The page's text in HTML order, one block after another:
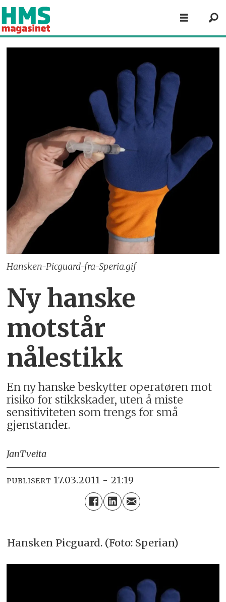
Hansken-Picguard-fra-Speria.gif
Ny hanske
motstår
nålestikk
En ny hanske beskytter operatøren mot
risiko for stikkskader, uten å miste
sensitiviteten som trengs for små
gjenstander.
JanTveita
PUBLISERT 17.03.2011 - 21:19
Hansken Picguard. (Foto: Sperian)